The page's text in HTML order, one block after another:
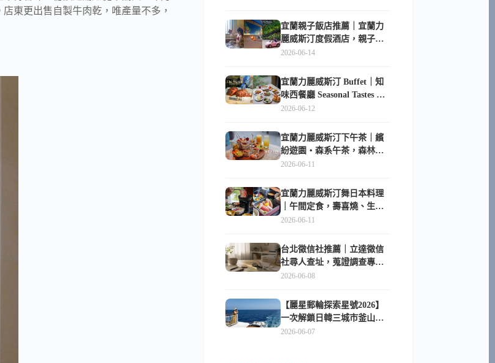
東更出售自製牛肉乾，唯產量不多，
宜蘭親子飯店推薦｜宜蘭力
麗威斯汀度假酒店，親子
房、Buffet、泳池、兒童俱樂
2026-06-14
宜蘭力麗威斯汀 Buffet｜知
味西餐廳 Seasonal Tastes 晚
餐早餐吃什麼？
2026-06-12
宜蘭力麗威斯汀下午茶｜繽
紛遊園・森系午茶，森林系
甜點超好拍
2026-06-11
宜蘭力麗威斯汀舞日本料理
｜午間定食，壽喜燒、生魚
片與日式包廂空間
2026-06-11
台北徵信社推薦｜立達徵信
社尋人查址，蒐證調查專家
陪你找回失聯的家人
2026-06-08
【麗星郵輪探索星號2026】
一次解鎖日韓三城市釜山、
長崎、那霸｜餐點升級、表
2026-06-07